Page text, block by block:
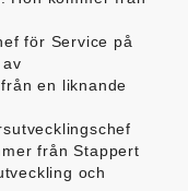
för Service på
en liknande
från Stappert
och